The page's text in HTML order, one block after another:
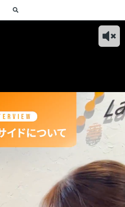
人事が語る！フルリ
モート・時短勤務な
ど、一人ひとりにあ
った柔軟な働き方を
支援
価
ジ
た